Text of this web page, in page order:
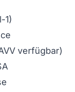
1)
verfügbar)